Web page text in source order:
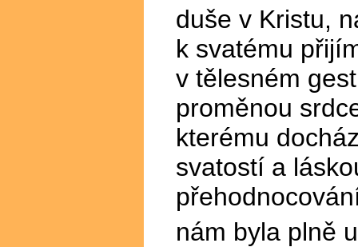
duše v Kristu,
k svatému
v tělesném
proměnou
kterému
svatostí a
nám byla plně